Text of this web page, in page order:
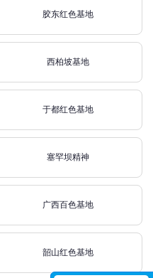
胶东红色基地
西柏坡基地
于都红色基地
塞罕坝精神
广西百色基地
韶山红色基地